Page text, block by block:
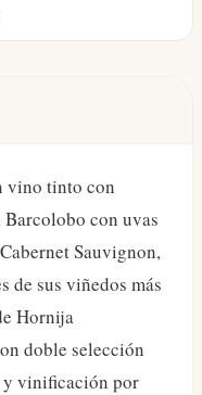
vino tinto con
con uvas
Sauvignon,
de sus viñedos más
Hornija
doble selección
y vinificación por